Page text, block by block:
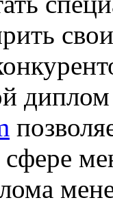
сфере